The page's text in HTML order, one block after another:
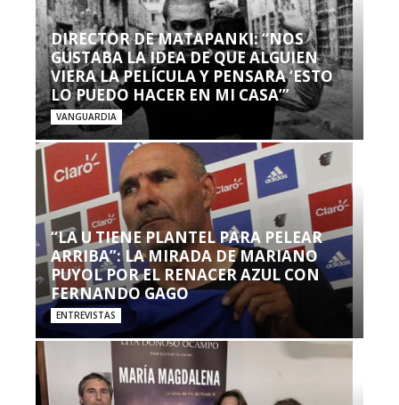
DIRECTOR DE MATAPANKI: “NOS
GUSTABA LA IDEA DE QUE ALGUIEN
VIERA LA PELÍCULA Y PENSARA ‘ESTO
LO PUEDO HACER EN MI CASA’”
VANGUARDIA
“LA U TIENE PLANTEL PARA PELEAR
ARRIBA”: LA MIRADA DE MARIANO
PUYOL POR EL RENACER AZUL CON
FERNANDO GAGO
ENTREVISTAS